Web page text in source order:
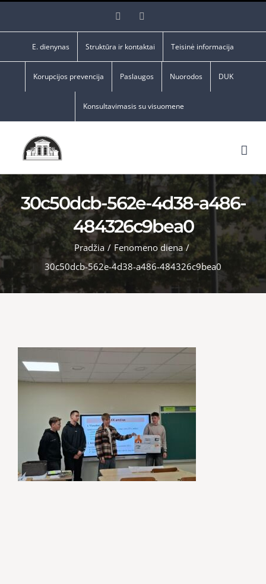
Facebook
E. dienynas Struktūra ir kontaktai Teisinė informacija
Korupcijos prevencija Paslaugos Nuorodos DUK
Konsultavimasis su visuomene
30c50dcb-562e-4d38-a486-
484326c9bea0
Pradžia / Fenomeno diena /
30c50dcb-562e-4d38-a486-484326c9bea0